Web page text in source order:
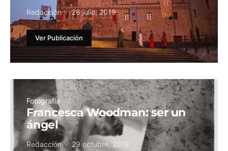
Redacción 26 julio, 2019
Ver Publicación
Fotografía
Francesca Woodman: ser un
ángel
Redacción 29 octubre, 2019